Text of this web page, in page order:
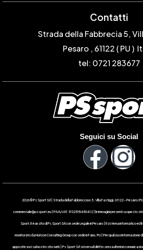
Contatti
Strada della Fabbrecia 5,
Pesaro , 61122 ( PU )
tel: 0721 283677
Seguici su Social
2026 © Ps Sport Srl | Strada della Fabbreccia n.5 , Villa Fastiggi, 61122 – Pesaro (
commerciale@pssport.eu | P.IVA/VAT : IT 02518450412 | le immagini presenti su questo
Sport.it è un sito di Ps Sport Srl con sede Legale in Pesaro | Il sistema informatico ed
monitorato da Horizon Consulting Group con sede in Fano, PU | Per qualsiasi
apposite voci sul nostro sito web | Ps Sport Srl si riserva il diritto senza ulteriori